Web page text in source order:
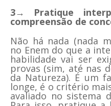
3→ Pratique
compreensão de
Não há nada (nada
no Enem do que a
habilidade vai ser
provas (sim, até nas
da Natureza). É um
longe, é o critério
avaliado no sistema